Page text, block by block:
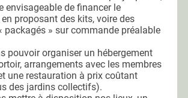
envisageable de financer le
proposant des kits, voire des
packagés » sur commande préalable
pouvoir organiser un hébergement
arrangements avec les membres
une restauration à prix coûtant
des jardins collectifs).